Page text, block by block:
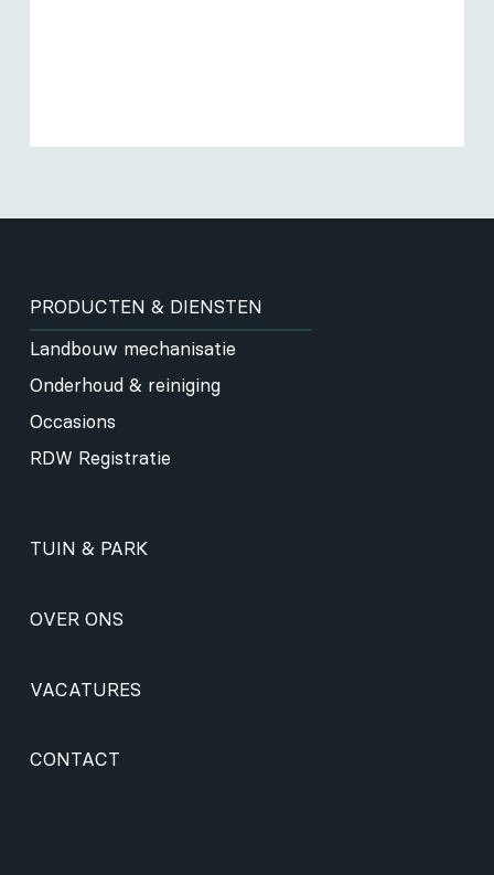
PRODUCTEN & DIENSTEN
Landbouw mechanisatie
Onderhoud & reiniging
Occasions
RDW Registratie
TUIN & PARK
OVER ONS
VACATURES
CONTACT